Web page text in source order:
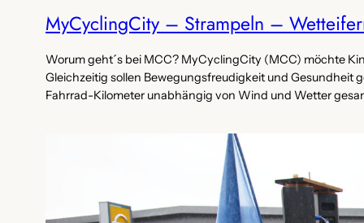
MyCyclingCity – Strampeln –
Worum geht´s bei MCC? MyCyclingCity (MCC) möchte
Gleichzeitig sollen Bewegungsfreudigkeit und
Fahrrad-Kilometer unabhängig von Wind und Wetter